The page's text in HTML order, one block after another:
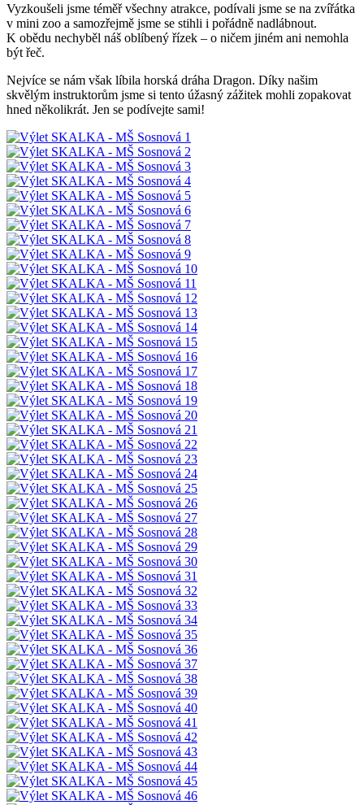
Vyzkoušeli jsme téměř všechny atrakce, podívali jsme se na zvířátka
v mini zoo a samozřejmě jsme se stihli i pořádně nadlábnout.
K obědu nechyběl náš oblíbený řízek – o ničem jiném ani nemohla
být řeč.
Nejvíce se nám však líbila horská dráha Dragon. Díky našim
skvělým instruktorům jsme si tento úžasný zážitek mohli zopakovat
hned několikrát. Jen se podívejte sami!